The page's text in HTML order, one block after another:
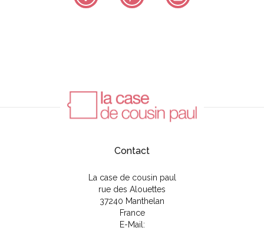
Contact
La case de cousin paul
rue des Alouettes
37240 Manthelan
France
E-Mail: